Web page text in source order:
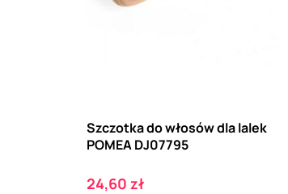
Szczotka do włosów dla lalek
POMEA DJ07795
Cena
24,60 zł